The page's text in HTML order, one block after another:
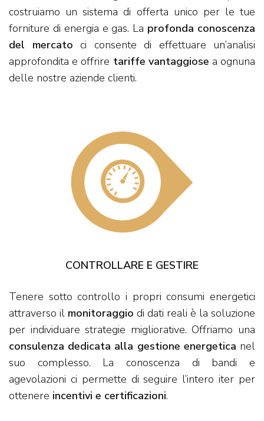
costruiamo un sistema di offerta unico per le tue
forniture di energia e gas. La profonda conoscenza
del mercato ci consente di effettuare un’analisi
approfondita e offrire tariffe vantaggiose a ognuna
delle nostre aziende clienti.
CONTROLLARE E GESTIRE
Tenere sotto controllo i propri consumi energetici
attraverso il monitoraggio di dati reali è la soluzione
per individuare strategie migliorative. Offriamo una
consulenza dedicata alla gestione energetica nel
suo complesso. La conoscenza di bandi e
agevolazioni ci permette di seguire l’intero iter per
ottenere incentivi e certificazioni.